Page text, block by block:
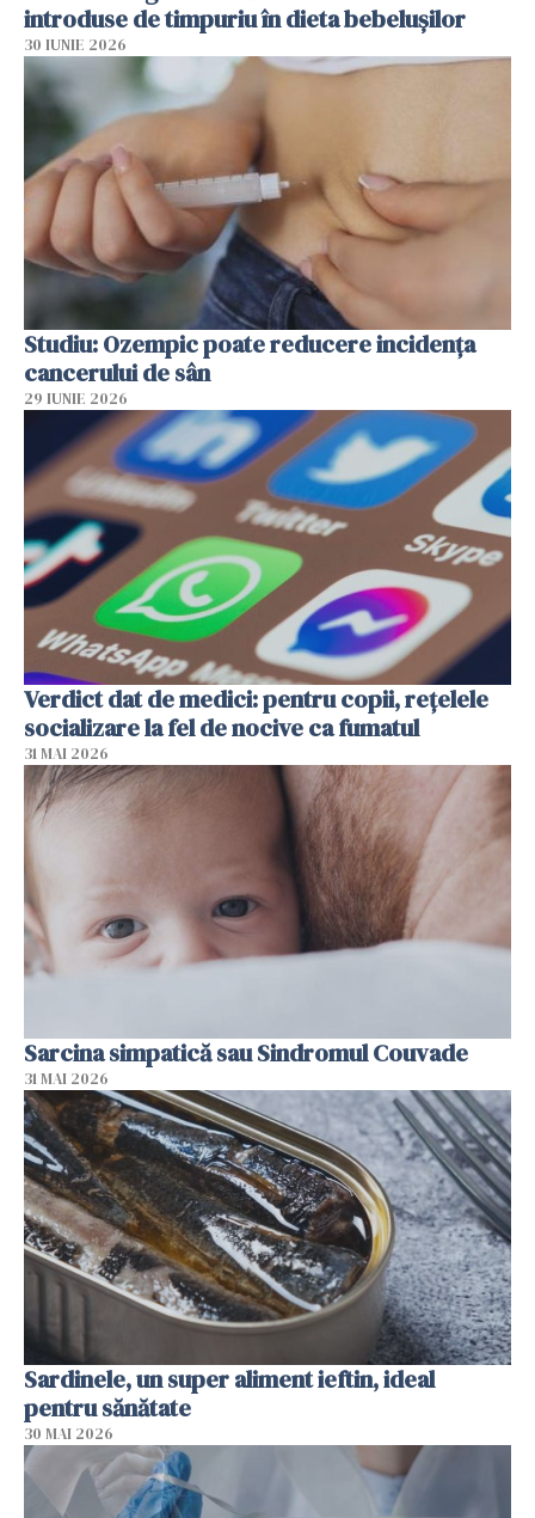
introduse de timpuriu în dieta bebelușilor
30 IUNIE 2026
Studiu: Ozempic poate reducere incidența
cancerului de sân
29 IUNIE 2026
Verdict dat de medici: pentru copii, rețelele
socializare la fel de nocive ca fumatul
31 MAI 2026
Sarcina simpatică sau Sindromul Couvade
31 MAI 2026
Sardinele, un super aliment ieftin, ideal
pentru sănătate
30 MAI 2026